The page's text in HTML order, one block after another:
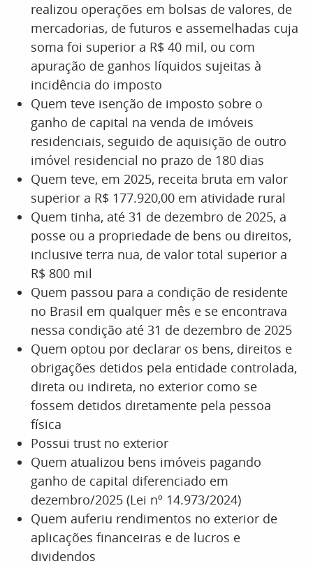
realizou operações em bolsas de valores, de
mercadorias, de futuros e assemelhadas cuja
soma foi superior a R$ 40 mil, ou com
apuração de ganhos líquidos sujeitas à
incidência do imposto
Quem teve isenção de imposto sobre o
ganho de capital na venda de imóveis
residenciais, seguido de aquisição de outro
imóvel residencial no prazo de 180 dias
Quem teve, em 2025, receita bruta em valor
superior a R$ 177.920,00 em atividade rural
Quem tinha, até 31 de dezembro de 2025, a
posse ou a propriedade de bens ou direitos,
inclusive terra nua, de valor total superior a
R$ 800 mil
Quem passou para a condição de residente
no Brasil em qualquer mês e se encontrava
nessa condição até 31 de dezembro de 2025
Quem optou por declarar os bens, direitos e
obrigações detidos pela entidade controlada,
direta ou indireta, no exterior como se
fossem detidos diretamente pela pessoa
física
Possui trust no exterior
Quem atualizou bens imóveis pagando
ganho de capital diferenciado em
dezembro/2025 (Lei nº 14.973/2024)
Quem auferiu rendimentos no exterior de
aplicações financeiras e de lucros e
dividendos